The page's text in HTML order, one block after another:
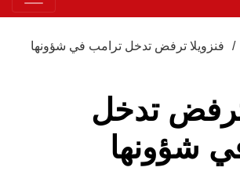
فنزويلا ترفض تدخل ترامب في شؤونها
ترفض تدخل
شؤونها